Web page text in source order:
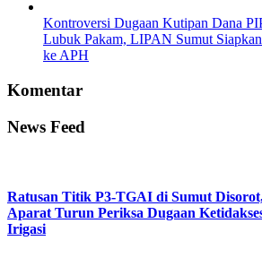
Kontroversi Dugaan Kutipan Dana
Lubuk Pakam, LIPAN Sumut
ke APH
Komentar
News Feed
Ratusan Titik P3-TGAI di Sumut
Aparat Turun Periksa Dugaan
Irigasi